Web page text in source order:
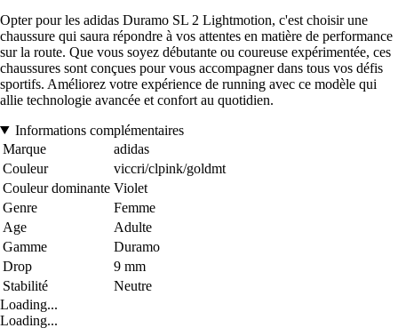
Opter pour les adidas Duramo SL 2 Lightmotion, c'est choisir une
chaussure qui saura répondre à vos attentes en matière de performance
sur la route. Que vous soyez débutante ou coureuse expérimentée, ces
chaussures sont conçues pour vous accompagner dans tous vos défis
sportifs. Améliorez votre expérience de running avec ce modèle qui
allie technologie avancée et confort au quotidien.
Informations complémentaires
Marque
adidas
Couleur
viccri/clpink/goldmt
Couleur dominante Violet
Genre
Femme
Age
Adulte
Gamme
Duramo
Drop
9 mm
Stabilité
Neutre
Loading...
Loading...